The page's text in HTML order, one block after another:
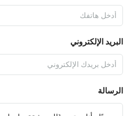
البريد الإلكتروني
الرسالة